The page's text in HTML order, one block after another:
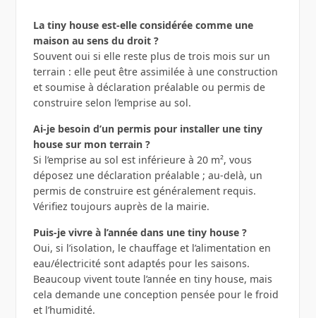
La tiny house est‑elle considérée comme une
maison au sens du droit ?
Souvent oui si elle reste plus de trois mois sur un
terrain : elle peut être assimilée à une construction
et soumise à déclaration préalable ou permis de
construire selon l’emprise au sol.
Ai‑je besoin d’un permis pour installer une tiny
house sur mon terrain ?
Si l’emprise au sol est inférieure à 20 m², vous
déposez une déclaration préalable ; au‑delà, un
permis de construire est généralement requis.
Vérifiez toujours auprès de la mairie.
Puis‑je vivre à l’année dans une tiny house ?
Oui, si l’isolation, le chauffage et l’alimentation en
eau/électricité sont adaptés pour les saisons.
Beaucoup vivent toute l’année en tiny house, mais
cela demande une conception pensée pour le froid
et l’humidité.